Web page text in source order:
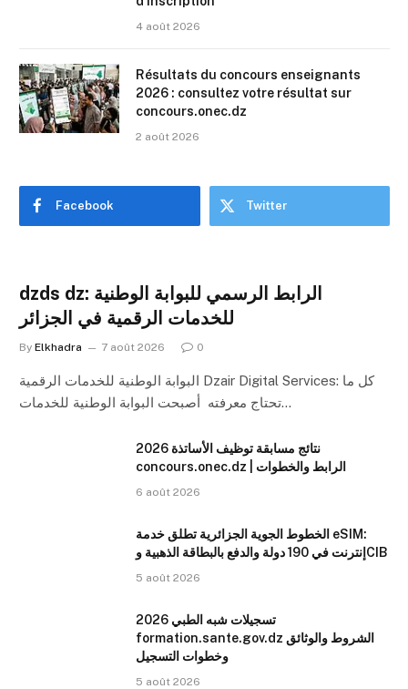
4 août 2026
Résultats du concours enseignants
2026 : consultez votre résultat sur
concours.onec.dz
2 août 2026
Facebook Twitter
dzds dz: الرابط الرسمي للبوابة الوطنية
للخدمات الرقمية في الجزائر
By Elkhadra 7 août 2026 0
البوابة الوطنية للخدمات الرقمية Dzair Digital Services: كل ما
تحتاج معرفته أصبحت البوابة الوطنية للخدمات…
نتائج مسابقة توظيف الأساتذة 2026
concours.onec.dz | الرابط والخطوات
6 août 2026
الخطوط الجوية الجزائرية تطلق خدمة eSIM:
إنترنت في 190 دولة والدفع بالبطاقة الذهبية وCIB
5 août 2026
تسجيلات شبه الطبي 2026
formation.sante.gov.dz الشروط والوثائق
وخطوات التسجيل
5 août 2026